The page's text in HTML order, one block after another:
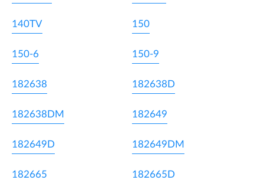
140TV 150
150-6 150-9
182638 182638D
182638DM 182649
182649D 182649DM
182665 182665D